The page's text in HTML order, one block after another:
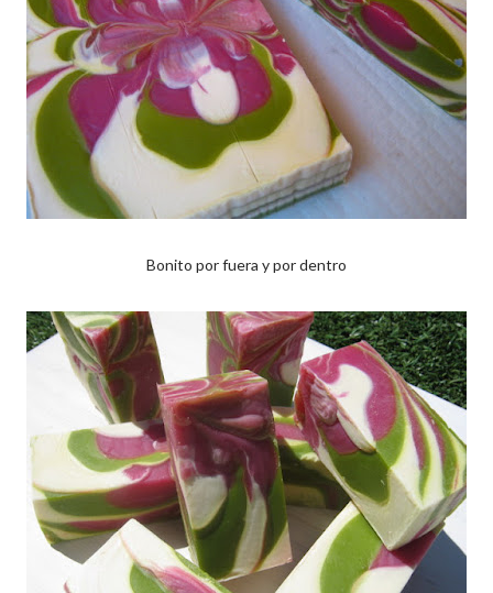
Bonito por fuera y por dentro